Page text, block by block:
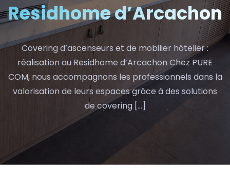
Residhome d’Arcachon
Covering d’ascenseurs et de mobilier hôtelier :
réalisation au Residhome d’Arcachon Chez PURE
COM, nous accompagnons les professionnels dans la
valorisation de leurs espaces grâce à des solutions
de covering […]